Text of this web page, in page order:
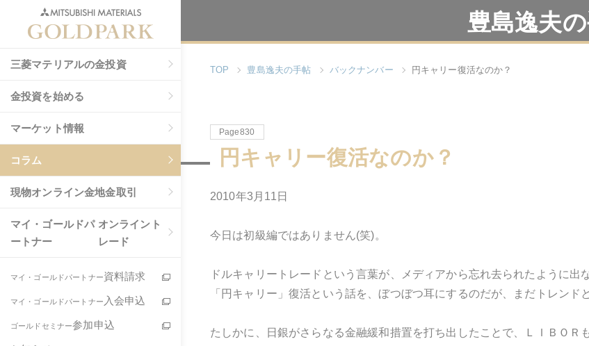
三菱マテリアルの金投資
金投資を始める
マーケット情報
コラム
現物オンライン金地金取引
マイ・ゴールドパ
ートナー
オンライント
レード
マイ・ゴールドパートナー資料請求
マイ・ゴールドパートナー 入会申込
ゴールドセミナー参加申込
豊島逸夫
TOP 豊島逸夫の手帖 バックナンバー 円キャリー復活なのか？
Page830
円キャリー復活なのか？
2010年3月11日
今日は初級編ではありません(笑)。
ドルキャリートレードという言葉が、メディアから忘れ去られたように
「円キャリー」復活という話を、ぼつぼつ耳にするのだが、まだトレンド
たしかに、日銀がさらなる金融緩和措置を打ち出したことで、ＬＩＢＯＲ